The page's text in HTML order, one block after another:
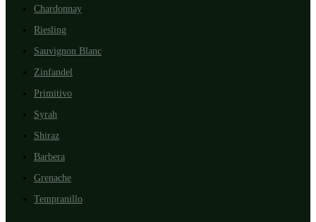
Chardonnay
Riesling
Sauvignon Blanc
Zinfandel
Primitivo
Syrah
Shiraz
Barbera
Grenache
Tempranillo